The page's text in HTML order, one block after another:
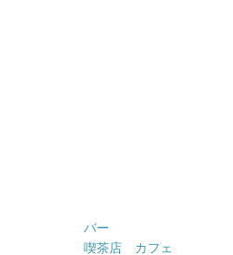
バー
喫茶店 カフェ